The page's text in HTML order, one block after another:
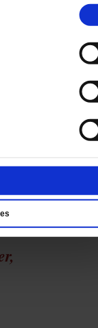
bauen? Wir
Hans-Joachim